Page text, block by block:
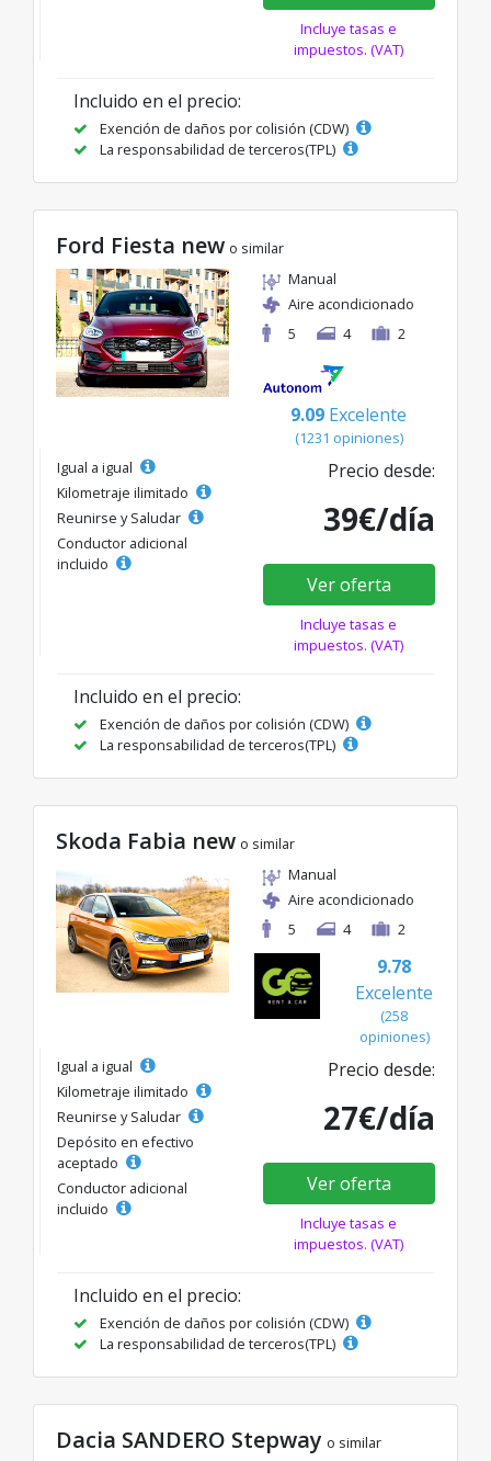
Incluye tasas e
impuestos. (VAT)
Incluido en el precio:
Exención de daños por colisión (CDW)
La responsabilidad de terceros(TPL)
Ford Fiesta new o similar
Manual
Aire acondicionado
5
4 2
9.09 Excelente
(1231 opiniones)
Igual a igual
Kilometraje ilimitado
Reunirse y Saludar
Conductor adicional
incluido
Precio desde:
39€/día
Ver oferta
Incluye tasas e
impuestos. (VAT)
Incluido en el precio:
Exención de daños por colisión (CDW)
La responsabilidad de terceros(TPL)
Skoda Fabia new o similar
Manual
Aire acondicionado
5
4 2
9.78
Excelente
(258
opiniones)
Igual a igual
Kilometraje ilimitado
Reunirse y Saludar
Depósito en efectivo
aceptado
Conductor adicional
incluido
Precio desde:
27€/día
Ver oferta
Incluye tasas e
impuestos. (VAT)
Incluido en el precio:
Exención de daños por colisión (CDW)
La responsabilidad de terceros(TPL)
Dacia SANDERO Stepway o similar